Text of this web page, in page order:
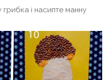
грибка і насипте манну